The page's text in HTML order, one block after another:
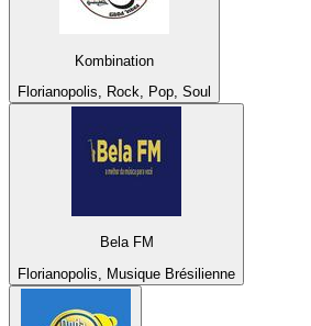
Kombination
Florianopolis, Rock, Pop, Soul
Bela FM
Florianopolis, Musique Brésilienne